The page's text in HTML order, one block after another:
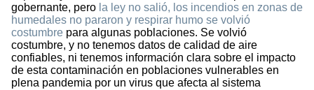
gobernante, pero la ley no salió, los incendios en zonas de
humedales no pararon y respirar humo se volvió
costumbre para algunas poblaciones. Se volvió
costumbre, y no tenemos datos de calidad de aire
confiables, ni tenemos información clara sobre el impacto
de esta contaminación en poblaciones vulnerables en
plena pandemia por un virus que afecta al sistema